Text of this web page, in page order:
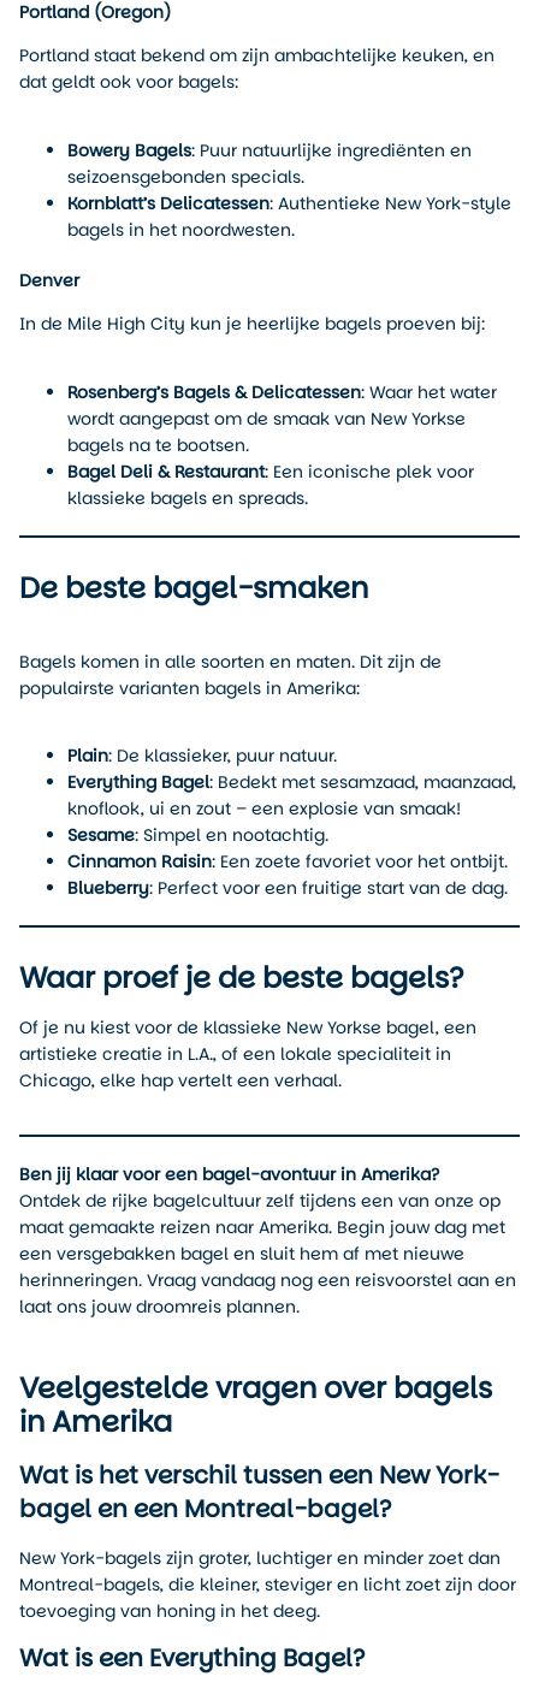
Portland (Oregon)
Portland staat bekend om zijn ambachtelijke keuken, en
dat geldt ook voor bagels:
Bowery Bagels: Puur natuurlijke ingrediënten en
seizoensgebonden specials.
Kornblatt’s Delicatessen: Authentieke New York-style
bagels in het noordwesten.
Denver
In de Mile High City kun je heerlijke bagels proeven bij:
Rosenberg’s Bagels & Delicatessen: Waar het water
wordt aangepast om de smaak van New Yorkse
bagels na te bootsen.
Bagel Deli & Restaurant: Een iconische plek voor
klassieke bagels en spreads.
De beste bagel-smaken
Bagels komen in alle soorten en maten. Dit zijn de
populairste varianten bagels in Amerika:
Plain: De klassieker, puur natuur.
Everything Bagel: Bedekt met sesamzaad, maanzaad,
knoflook, ui en zout – een explosie van smaak!
Sesame: Simpel en nootachtig.
Cinnamon Raisin: Een zoete favoriet voor het ontbijt.
Blueberry: Perfect voor een fruitige start van de dag.
Waar proef je de beste bagels?
Of je nu kiest voor de klassieke New Yorkse bagel, een
artistieke creatie in L.A., of een lokale specialiteit in
Chicago, elke hap vertelt een verhaal.
Ben jij klaar voor een bagel-avontuur in Amerika?
Ontdek de rijke bagelcultuur zelf tijdens een van onze op
maat gemaakte reizen naar Amerika. Begin jouw dag met
een versgebakken bagel en sluit hem af met nieuwe
herinneringen. Vraag vandaag nog een reisvoorstel aan en
laat ons jouw droomreis plannen.
Veelgestelde vragen over bagels
in Amerika
Wat is het verschil tussen een New York-
bagel en een Montreal-bagel?
New York-bagels zijn groter, luchtiger en minder zoet dan
Montreal-bagels, die kleiner, steviger en licht zoet zijn door
toevoeging van honing in het deeg.
Wat is een Everything Bagel?